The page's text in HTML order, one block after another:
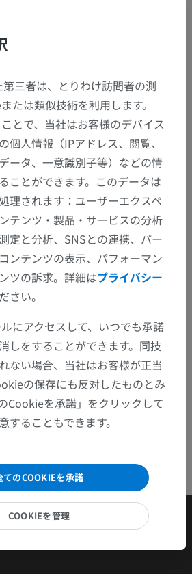
学的部位には下位構造がありま
たか？
改善の提案がありましたらどう
。
問題を報告
三者は、とりわけ訪問者の測
たは類似技術を利用します。
とで、当社はお客様のデバイス
個人情報（IPアドレス、閲覧、
ータ、一意識別子等）などの情
ことができます。このデータは
理されます：ユーザーエクスペ
テンツ・製品・サービスの分析
定と分析、SNSとの連携、パー
ンテンツの表示、パフォーマン
ツの訴求。詳細はプライバシー
さい。
にアクセスして、いつでも承諾
しをすることができます。同技
ない場合、当社はお客様が正当
の保存にも反対したものとみ
Cookieを承諾」をクリックして
することもできます。
てのCOOKIEを承諾
COOKIEを管理